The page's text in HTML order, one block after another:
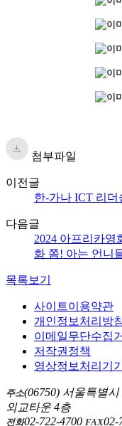
첨부파일
이전글
한-가나 ICT 리더
다음글
2024 아프리카영
화 쫌! 아는 언니
목록보기
사이트이용약관
개인정보처리방
이메일무단수집
저작권정책
영상정보처리기
주소(06750) 서울특별
외교타운 4층
전화02-722-4700 FAX02-